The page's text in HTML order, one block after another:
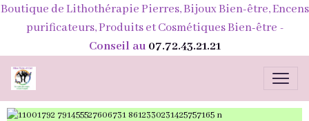
Boutique de Lithothérapie Pierres, Bijoux Bien-être, Encens
purificateurs, Produits et Cosmétiques Bien-être -
Conseil au 07.72.43.21.21